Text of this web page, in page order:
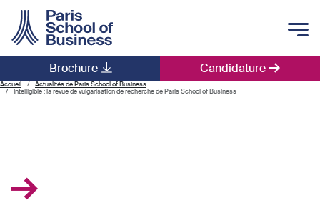
Candidature
Brochure
Main navigation
Accueil
Actualités de Paris School of Business
Intelligible : la revue de vulgarisation de recherche de Paris School of Business